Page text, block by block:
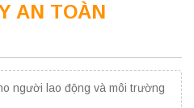
AN TOÀN
người lao động và môi trường